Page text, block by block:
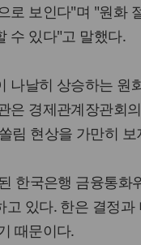
로 보인다"며 "원화
수 있다"고 말했다.
나날히 상승하는 원
은 경제관계장관회
림 현상을 가만히
한국은행 금융통화
있다. 한은 결정
때문이다.